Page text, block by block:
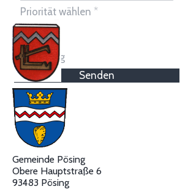
Priorität wählen *P
t
f
Hoch
Mittel
Gering
Senden
Gemeinde Pösing
Obere Hauptstraße 6
93483 Pösing